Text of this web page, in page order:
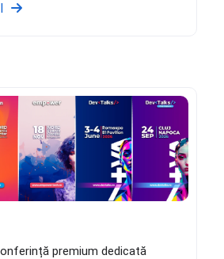
premium dedicată